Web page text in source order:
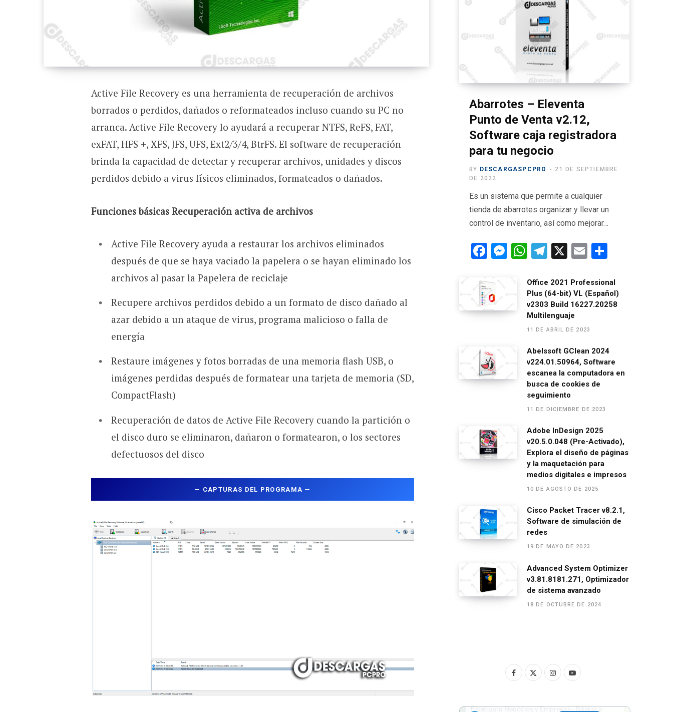
Active File Recovery es una herramienta de recuperación de archivos
borrados o perdidos, dañados o reformateados incluso cuando su PC no
arranca. Active File Recovery lo ayudará a recuperar NTFS, ReFS, FAT,
exFAT, HFS +, XFS, JFS, UFS, Ext2/3/4, BtrFS. El software de recuperación
brinda la capacidad de detectar y recuperar archivos, unidades y discos
perdidos debido a virus físicos eliminados, formateados o dañados.
Funciones básicas Recuperación activa de archivos
Active File Recovery ayuda a restaurar los archivos eliminados
después de que se haya vaciado la papelera o se hayan eliminado los
archivos al pasar la Papelera de reciclaje
Recupere archivos perdidos debido a un formato de disco dañado al
azar debido a un ataque de virus, programa malicioso o falla de
energía
Restaure imágenes y fotos borradas de una memoria flash USB, o
imágenes perdidas después de formatear una tarjeta de memoria (SD,
CompactFlash)
Recuperación de datos de Active File Recovery cuando la partición o
el disco duro se eliminaron, dañaron o formatearon, o los sectores
defectuosos del disco
— CAPTURAS DEL PROGRAMA —
b
o
k
w
e
r
)
t
a
g
r
a
m
m
Abarrotes – Eleventa
Punto de Venta v2.12,
Software caja registradora
para tu negocio
BY DESCARGASPCPRO
21 DE SEPTIEMBRE
DE 2022
Es un sistema que permite a cualquier
tienda de abarrotes organizar y llevar un
control de inventario, así como mejorar…
F
ce
b
o
k
M
g
W
at
s
A
p
p
T
e
gr
a
m
X
E
ail m
p
Office 2021 Professional
Plus (64-bit) VL (Español)
v2303 Build 16227.20258
Multilenguaje
11 DE ABRIL DE 2023
Abelssoft GClean 2024
v224.01.50964, Software
escanea la computadora en
busca de cookies de
seguimiento
11 DE DICIEMBRE DE 2023
Adobe InDesign 2025
v20.5.0.048 (Pre-Activado),
Explora el diseño de páginas
y la maquetación para
medios digitales e impresos
10 DE AGOSTO DE 2025
Cisco Packet Tracer v8.2.1,
Software de simulación de
redes
19 DE MAYO DE 2023
Advanced System Optimizer
v3.81.8181.271, Optimizador
de sistema avanzado
18 DE OCTUBRE DE 2024
F
c T
I
s
Y
u